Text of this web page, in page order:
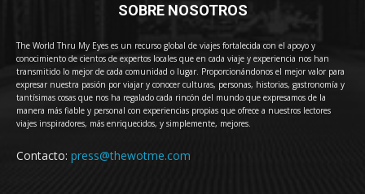
SOBRE NOSOTROS
The World Thru My Eyes es un recurso global de viajes fortalecida con el apoyo y
conocimiento de cientos de expertos locales que en cada viaje y experiencia nos han
transmitido lo mejor de cada comunidad o lugar. Proporcionándonos el mejor valor para
expresar nuestra pasión por viajar y conocer culturas, personas, historias, gastronomía y
tantísimas cosas que nos ha regalado cada rincón del mundo que expresamos de la
manera más fiable y personal con experiencias propias que ofrece a nuestros lectores
viajes inspiradores, más enriquecidos, y simplemente, mejores.
Contacto: press@thewotme.com